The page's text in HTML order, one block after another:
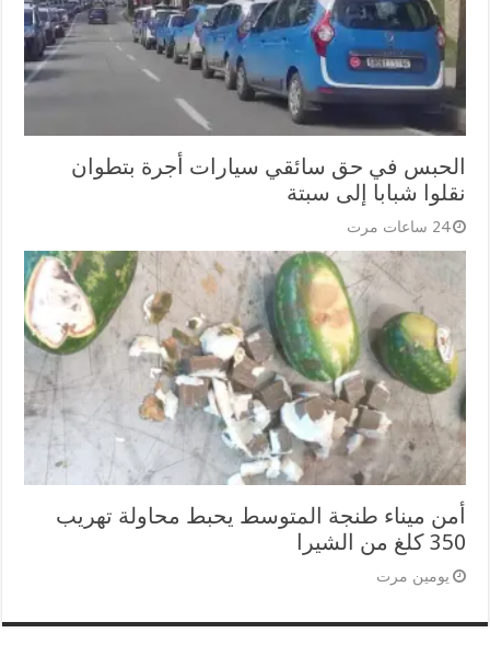
الحبس في حق سائقي سيارات أجرة بتطوان
نقلوا شبابا إلى سبتة
24 ساعات مرت
أمن ميناء طنجة المتوسط يحبط محاولة تهريب
350 كلغ من الشيرا
يومين مرت